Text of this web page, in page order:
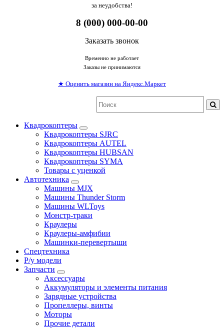
за неудобства!
8 (000) 000-00-00
Заказать звонок
Временно не работает
Заказы не принимаются
★ Оценить магазин на Яндекс.Маркет
Квадрокоптеры
Квадрокоптеры SJRC
Квадрокоптеры AUTEL
Квадрокоптеры HUBSAN
Квадрокоптеры SYMA
Товары с уценкой
Автотехника
Машины MJX
Машины Thunder Storm
Машины WLToys
Монстр-траки
Краулеры
Краулеры-амфибии
Машинки-перевертыши
Спецтехника
Р/у модели
Запчасти
Аксессуары
Аккумуляторы и элементы питания
Зарядные устройства
Пропеллеры, винты
Моторы
Прочие детали